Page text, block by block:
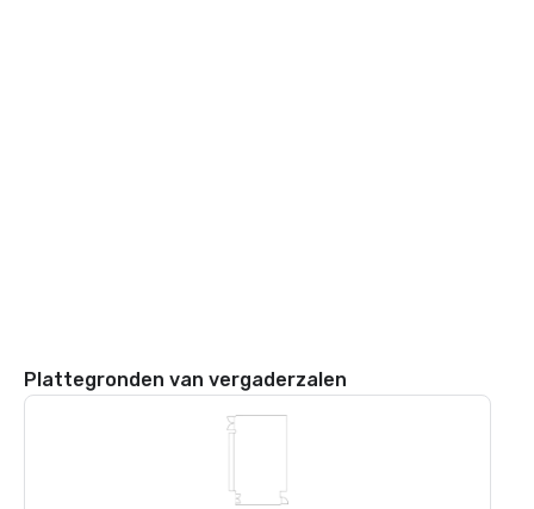
Plattegronden van vergaderzalen